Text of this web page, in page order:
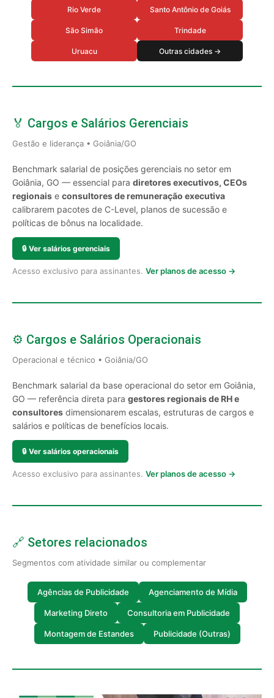
Rio Verde Santo Antônio de Goiás
São Simão Trindade
Uruacu Outras cidades →
🏅 Cargos e Salários Gerenciais
Gestão e liderança • Goiânia/GO
Benchmark salarial de posições gerenciais no setor em
Goiânia, GO — essencial para diretores executivos, CEOs
regionais e consultores de remuneração executiva
calibrarem pacotes de C-Level, planos de sucessão e
políticas de bônus na localidade.
🔒 Ver salários gerenciais
Acesso exclusivo para assinantes. Ver planos de acesso →
⚙️ Cargos e Salários Operacionais
Operacional e técnico • Goiânia/GO
Benchmark salarial da base operacional do setor em Goiânia,
GO — referência direta para gestores regionais de RH e
consultores dimensionarem escalas, estruturas de cargos e
salários e políticas de benefícios locais.
🔒 Ver salários operacionais
Acesso exclusivo para assinantes. Ver planos de acesso →
🔗 Setores relacionados
Segmentos com atividade similar ou complementar
Agências de Publicidade Agenciamento de Mídia
Marketing Direto Consultoria em Publicidade
Montagem de Estandes Publicidade (Outras)